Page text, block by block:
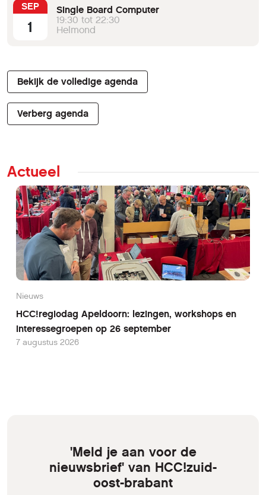
SEP
1
Single Board Computer
19:30 tot 22:30
Helmond
Bekijk de volledige agenda
Verberg agenda
Actueel
Nieuws
HCC!regiodag Apeldoorn: lezingen, workshops en
interessegroepen op 26 september
7 augustus 2026
'Meld je aan voor de
nieuwsbrief' van HCC!zuid-
oost-brabant